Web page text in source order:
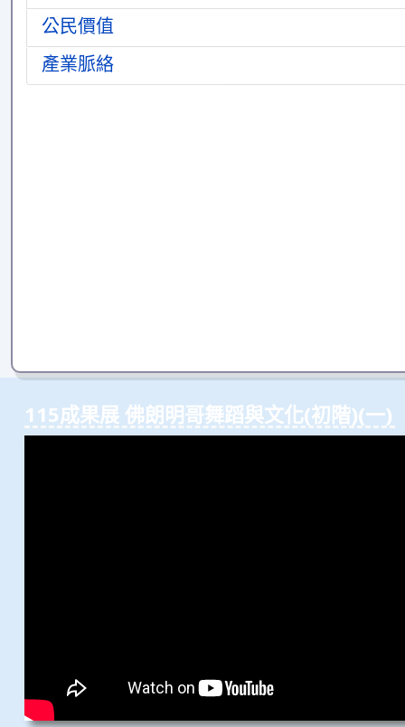
公民價值
產業脈絡
115成果展 佛朗明哥舞蹈與⽂化(初階)(⼀)